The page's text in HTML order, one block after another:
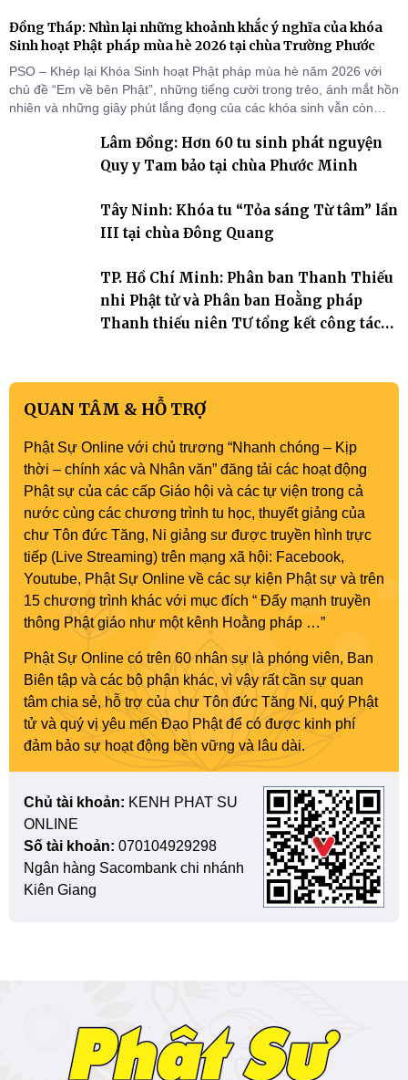
Đồng Tháp: Nhìn lại những khoảnh khắc ý nghĩa của khóa
Sinh hoạt Phật pháp mùa hè 2026 tại chùa Trường Phước
PSO – Khép lại Khóa Sinh hoạt Phật pháp mùa hè năm 2026 với
chủ đề “Em về bên Phật”, những tiếng cười trong trẻo, ánh mắt hồn
nhiên và những giây phút lắng đọng của các khóa sinh vẫn còn
Tháp). Những tuần tu học ngắn ngủi nhưng đã trở thành hành
trang quý báu, gieo những hạt giống thiện l
Lâm Đồng: Hơn 60 tu sinh phát nguyện
Quy y Tam bảo tại chùa Phước Minh
Tây Ninh: Khóa tu “Tỏa sáng Từ tâm” lần
III tại chùa Đông Quang
TP. Hồ Chí Minh: Phân ban Thanh Thiếu
nhi Phật tử và Phân ban Hoằng pháp
Thanh thiếu niên TƯ tổng kết công tác
QUAN TÂM & HỖ TRỢ
Phật Sự Online với chủ trương “Nhanh chóng – Kịp
thời – chính xác và Nhân văn” đăng tải các hoạt động
Phật sự của các cấp Giáo hội và các tự viện trong cả
nước cùng các chương trình tu học, thuyết giảng của
chư Tôn đức Tăng, Ni giảng sư được truyền hình trực
tiếp (Live Streaming) trên mạng xã hội: Facebook,
Youtube, Phật Sự Online về các sự kiện Phật sự và trên
15 chương trình khác với mục đích “ Đẩy mạnh truyền
thông Phật giáo như một kênh Hoằng pháp …”
Phật Sự Online có trên 60 nhân sự là phóng viên, Ban
Biên tập và các bộ phận khác, vì vậy rất cần sự quan
tâm chia sẻ, hỗ trợ của chư Tôn đức Tăng Ni, quý Phật
tử và quý vị yêu mến Đạo Phật để có được kinh phí
đảm bảo sự hoạt động bền vững và lâu dài.
Chủ tài khoản: KENH PHAT SU
ONLINE
Số tài khoản: 070104929298
Ngân hàng Sacombank chi nhánh
Kiên Giang